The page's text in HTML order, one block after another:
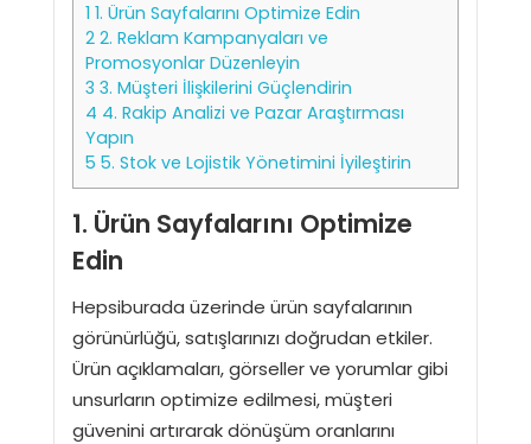
1 1. Ürün Sayfalarını Optimize Edin
2 2. Reklam Kampanyaları ve
Promosyonlar Düzenleyin
3 3. Müşteri İlişkilerini Güçlendirin
4 4. Rakip Analizi ve Pazar Araştırması
Yapın
5 5. Stok ve Lojistik Yönetimini İyileştirin
1. Ürün Sayfalarını Optimize
Edin
Hepsiburada üzerinde ürün sayfalarının
görünürlüğü, satışlarınızı doğrudan etkiler.
Ürün açıklamaları, görseller ve yorumlar gibi
unsurların optimize edilmesi, müşteri
güvenini artırarak dönüşüm oranlarını